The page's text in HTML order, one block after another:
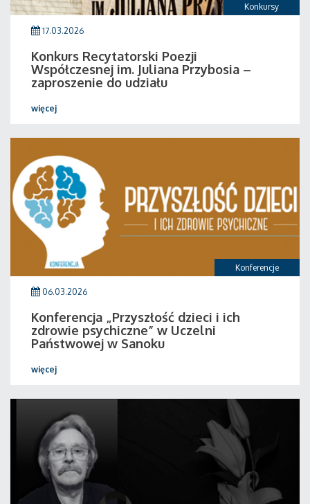
Konkursy
17.03.2026
Konkurs Recytatorski Poezji
Współczesnej im. Juliana Przybosia –
zaproszenie do udziału
więcej
Konferencje
06.03.2026
Konferencja „Przyszłość dzieci i ich
zdrowie psychiczne” w Uczelni
Państwowej w Sanoku
więcej